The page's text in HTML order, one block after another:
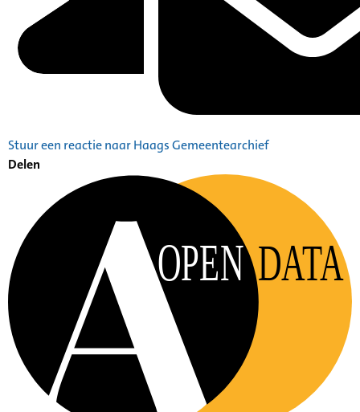
Stuur een reactie naar Haags Gemeentearchief
Delen
OPEN DATA